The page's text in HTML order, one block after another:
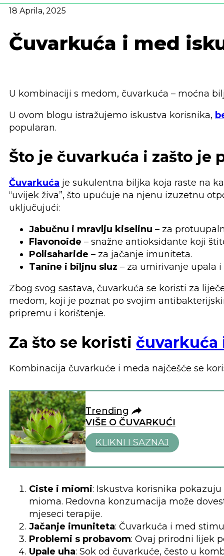
18 Aprila, 2025
Čuvarkuća i med
U kombinaciji s medom, čuvarkuća – moćna
U ovom blogu istražujemo iskustva korisnika,
popularan.
Što je čuvarkuća i zašto je
Čuvarkuća je sukulentna biljka koja raste na
“uvijek živa”, što upućuje na njenu izuzetnu
uključujući:
Jabučnu i mravlju kiselinu – za
Flavonoide – snažne antioksidante koji
Polisaharide – za jačanje imuniteta.
Tanine i biljnu sluz – za umirivanje upala i
Zbog svog sastava, čuvarkuća se koristi za
medom, koji je poznat po svojim
pripremu i korištenje.
Za što se koristi čuvarkuća
Kombinacija čuvarkuće i meda najčešće se
Trending
VIŠE O ČUVARKUĆI
KLIKNI I SAZNAJ
Ciste i miomi: Iskustva korisnika
mioma. Redovna konzumacija može
mjeseci terapije.
Jačanje imuniteta: Čuvarkuća i med
Problemi s probavom: Ovaj prirodni lijek
Upale uha: Sok od čuvarkuće, često u